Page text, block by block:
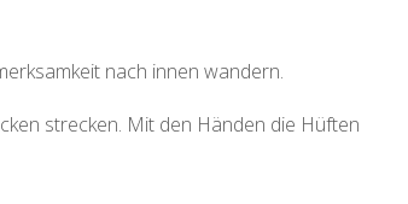
nach innen wandern.
strecken. Mit den Händen die Hüften